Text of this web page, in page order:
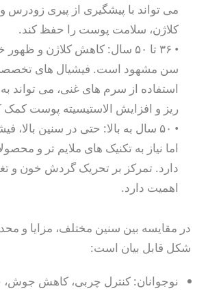
می تواند با پیشگیری از پیری زودرس
کلاژن، سلامت پوست را حفظ کند.
• ۳۶ تا ۵۰ سال: کاهش کلاژن و
سن مشهود است. فیشیال های تخصصی
استفاده از سرم های غنی، می
ریز و افزایش الاستیسیته پوست کمک
• ۵۰ سال به بالا: حتی در سنین
اما نیاز به تکنیک های ملایم تر و
دارد. تمرکز بر تحریک گردش خون و
اهمیت دارد.
در مقایسه بین سنین مختلف، مزایا و
شکل قابل بیان است:
نوجوانان: کنترل چربی، کاهش